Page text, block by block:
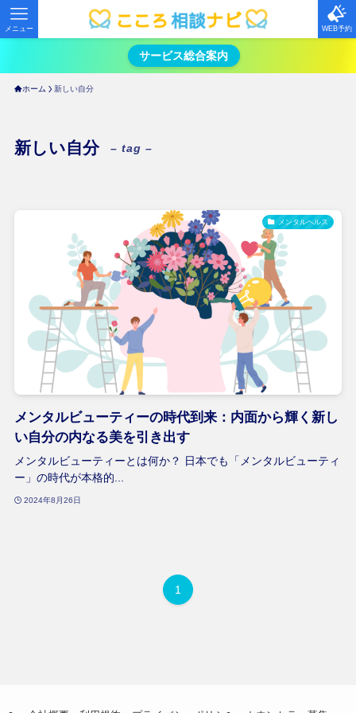
WEB予約
メニュー
サービス総合案内
ホーム 新しい自分
新しい自分 – tag –
メンタルヘルス
メンタルビューティーの時代到来：内面から輝く新し
い自分の内なる美を引き出す
メンタルビューティーとは何か？ 日本でも「メンタルビューティ
ー」の時代が本格的...
2024年8月26日
1